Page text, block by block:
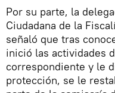
Por su parte, la
Ciudadana de la
señaló que tras
inició las actividades
correspondiente y le
protección, se le